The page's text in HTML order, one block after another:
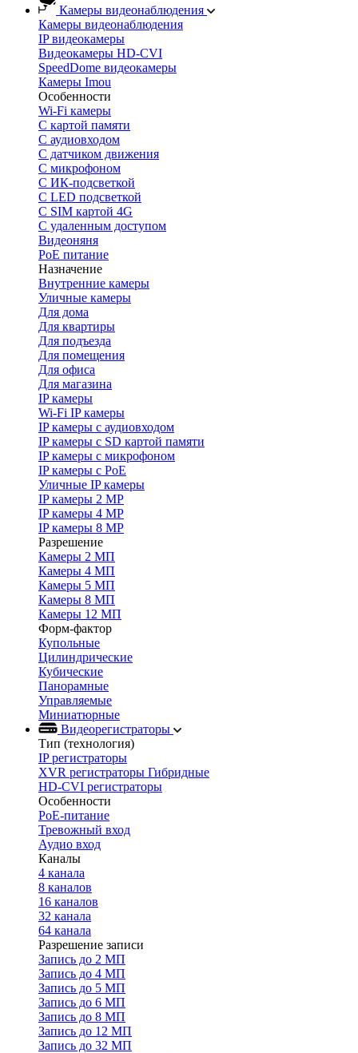
Камеры видеонаблюдения
Камеры видеонаблюдения
IP видеокамеры
Видеокамеры HD-CVI
SpeedDome видеокамеры
Камеры Imou
Особенности
Wi-Fi камеры
С картой памяти
С аудиовходом
С датчиком движения
С микрофоном
С ИК-подсветкой
С LED подсветкой
C SIM картой 4G
C удаленным доступом
Видеоняня
PoE питание
Назначение
Внутренние камеры
Уличные камеры
Для дома
Для квартиры
Для подъезда
Для помещения
Для офиса
Для магазина
IP камеры
Wi-Fi IP камеры
IP камеры с аудиовходом
IP камеры с SD картой памяти
IP камеры с микрофоном
IP камеры с PoE
Уличные IP камеры
IP камеры 2 MP
IP камеры 4 MP
IP камеры 8 MP
Разрешение
Камеры 2 МП
Камеры 4 МП
Камеры 5 МП
Камеры 8 МП
Камеры 12 МП
Форм-фактор
Купольные
Цилиндрические
Кубические
Панорамные
Управляемые
Миниатюрные
Видеорегистраторы
Тип (технология)
IP регистраторы
XVR регистраторы Гибридные
HD-CVI регистраторы
Особенности
PoE-питание
Тревожный вход
Аудио вход
Каналы
4 канала
8 каналов
16 каналов
32 канала
64 канала
Разрешение записи
Запись до 2 МП
Запись до 4 МП
Запись до 5 МП
Запись до 6 МП
Запись до 8 МП
Запись до 12 МП
Запись до 32 МП